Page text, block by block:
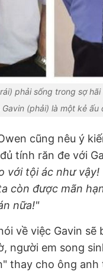
phải sống trong sợ
Gavin (phải) là một kẻ ấu
cũng nêu ý
tính răn đe với
với tội ác như vậy!
còn được mãn
nữa!"
về việc Gavin sẽ
người em song
thay cho ông anh